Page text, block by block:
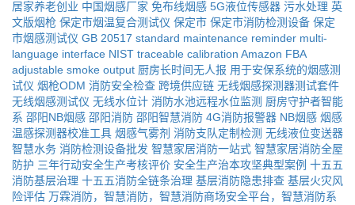
居家养老创业 中国烟感厂家 免布线烟感 5G液位传感器 污水处理 英
文版烟枪 保定市烟温复合测试仪 保定市 保定市消防检测设备 保定
市烟感测试仪 GB 20517 standard maintenance reminder multi-
language interface NIST traceable calibration Amazon FBA
adjustable smoke output 厨房长时间无人报 用于安保系统的烟感测
试仪 烟枪ODM 消防安全检查 跨境供应链 无线烟感探测器测试套件
无线烟感测试仪 无线水位计 消防水池远程水位监测 厨房守护者智能
系 邵阳NB烟感 邵阳消防 邵阳智慧消防 4G消防报警器 NB烟感 烟感
温感探测器校准工具 烟感气雾剂 消防支队定制检测 无线液位变送器
智慧水务 消防检测设备批发 智慧家居消防一站式 智慧家居消防全屋
防护 三年行动安全生产考核评价 安全生产治本攻坚典型案例 十五五
消防基层治理 十五五消防全链条治理 基层消防隐患排查 基层火灾风
险评估 万霖消防，智慧消防，智慧消防商场安全平台，智慧消防系